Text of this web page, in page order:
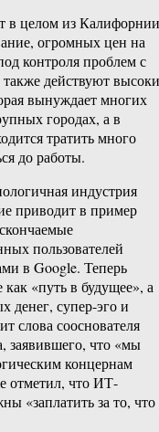
в целом из
огромных цен на
контроля проблем с
действуют
вынуждает многих
городах, а в
тратить много
до работы.
индустрия
приводит в пример
пользователей
в Google. Теперь
«путь в будущее», а
денег, супер-эго и
слова сооснователя
заявившего, что «мы
концернам
отметил, что ИТ-
«заплатить за то, что